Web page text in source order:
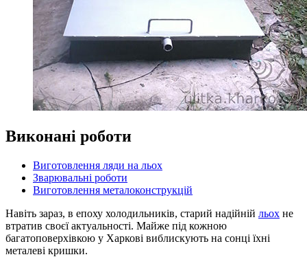
Виконані роботи
Виготовлення ляди на льох
Зварювальні роботи
Виготовлення металоконструкцій
Навіть зараз, в епоху холодильників, старий надійній льох не
втратив своєї актуальності. Майже під кожною
багатоповерхівкою у Харкові виблискують на сонці їхні
металеві кришки.